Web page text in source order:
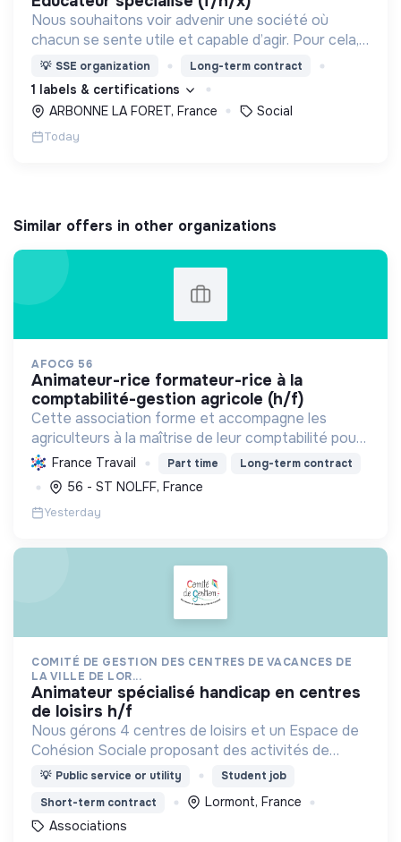
Nous souhaitons voir advenir une société où
chacun se sente utile et capable d’agir. Pour cela,
nous proposons des moyens et des lieux
d’engagement innovants et adaptés à tous.
💡 SSE organization Long-term contract
1 labels & certifications
ARBONNE LA FORET, France
Social
Today
Similar offers in other organizations
AFOCG 56
animateur-rice formateur-rice à la
comptabilité-gestion agricole (h/f)
Cette association forme et accompagne les
agriculteurs à la maîtrise de leur comptabilité pour
une gestion autonome et durable de leur
exploitation, favorisant l'échange et la transition
agroécologiqu...
France Travail Part time Long-term contract
56 - ST NOLFF, France
Yesterday
COMITÉ DE GESTION DES CENTRES DE VACANCES DE
LA VILLE DE LOR...
animateur spécialisé handicap en centres
de loisirs h/f
Nous gérons 4 centres de loisirs et un Espace de
Cohésion Sociale proposant des activités de
Français Langue Étrangère (FLE),
d’accès aux droits.
💡 Public service or utility
Student job
Short-term contract
Lormont, France
Associations